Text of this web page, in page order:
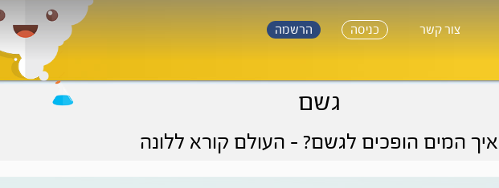
צור קשר כניסה הרשמה
גשם
איך המים הופכים לגשם? - העולם קורא ללונה